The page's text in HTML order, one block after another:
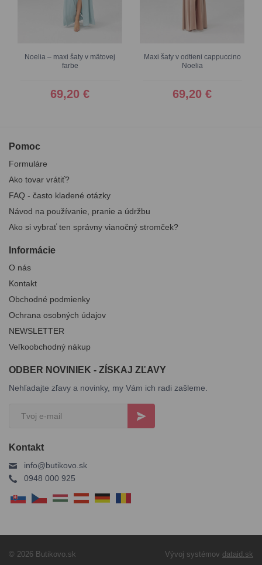
Noelia – maxi šaty v mätovej
farbe
69,20 €
Maxi šaty v odtieni cappuccino
Noelia
69,20 €
Pomoc
Formuláre
Ako tovar vrátiť?
FAQ - často kladené otázky
Návod na používanie, pranie a údržbu
Ako si vybrať ten správny vianočný stromček?
Informácie
O nás
Kontakt
Obchodné podmienky
Ochrana osobných údajov
NEWSLETTER
Veľkoobchodný nákup
ODBER NOVINIEK - ZÍSKAJ ZĽAVY
Nehľadajte zľavy a novinky, my Vám ich radi zašleme.
Kontakt
info@butikovo.sk
0948 000 925
© 2026 Butikovo.sk Vývoj systémov dataid.sk